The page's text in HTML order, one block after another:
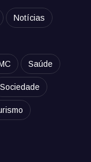
Notícias
Saúde
Sociedade